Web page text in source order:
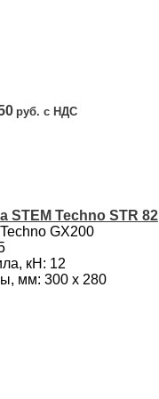
STEM Techno STR 82
GX200
кН: 12
мм: 300 х 280